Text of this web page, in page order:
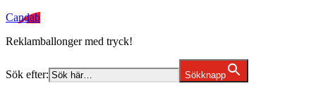
Candab
Reklamballonger med tryck!
Sök efter: Sökknapp